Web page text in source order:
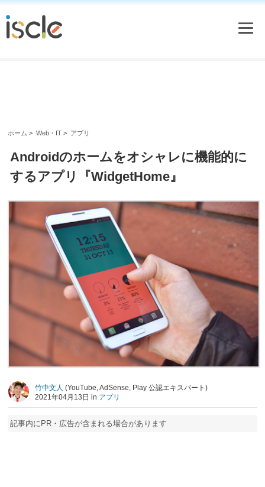
ホーム > Web・IT > アプリ
Androidのホームをオシャレに機能的に
するアプリ『WidgetHome』
竹中文人 (YouTube, AdSense, Play 公認エキスパート)
2021年04月13日 in アプリ
記事内にPR・広告が含まれる場合があります